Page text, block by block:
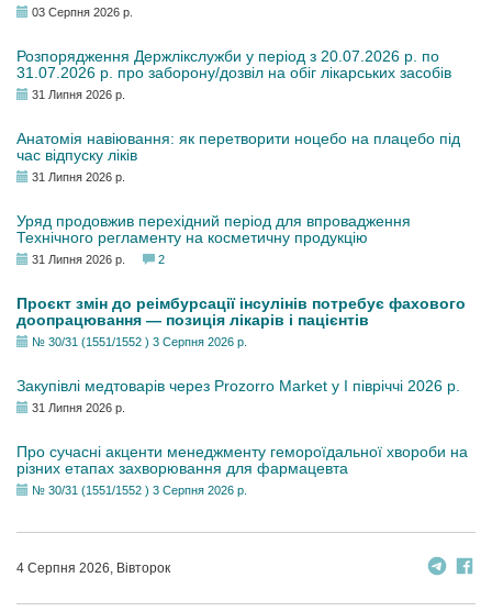
03 Серпня 2026 р.
Розпорядження Держлікслужби у період з 20.07.2026 р. по
31.07.2026 р. про заборону/дозвіл на обіг лікарських засобів
31 Липня 2026 р.
Анатомія навіювання: як перетворити ноцебо на плацебо під
час відпуску ліків
31 Липня 2026 р.
Уряд продовжив перехідний період для впровадження
Технічного регламенту на косметичну продукцію
31 Липня 2026 р. 2
Проєкт змін до реімбурсації інсулінів потребує фахового
доопрацювання — позиція лікарів і пацієнтів
№ 30/31 (1551/1552 ) 3 Серпня 2026 р.
Закупівлі медтоварів через Prozorro Market у I півріччі 2026 р.
31 Липня 2026 р.
Про сучасні акценти менеджменту гемороїдальної хвороби на
різних етапах захворювання для фармацевта
№ 30/31 (1551/1552 ) 3 Серпня 2026 р.
4 Серпня 2026, Вівторок